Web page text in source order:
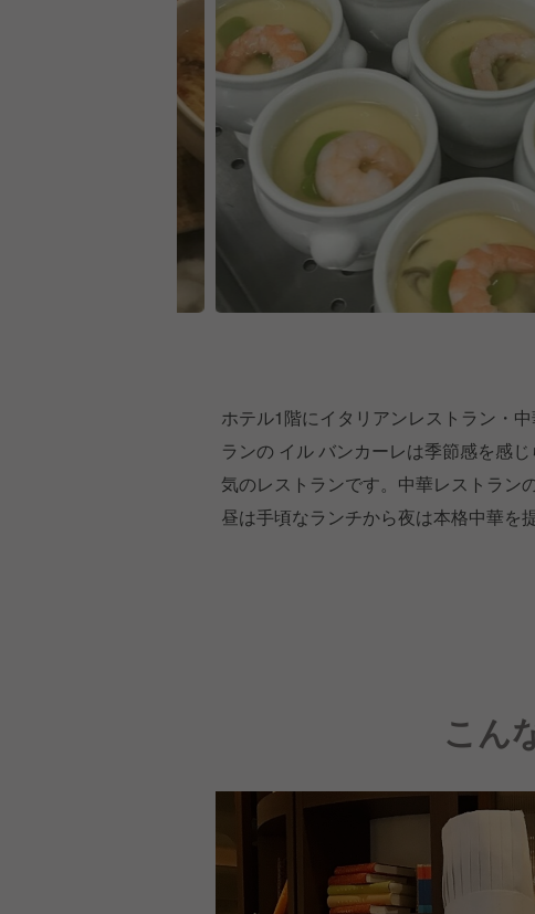
ホテル1階にイタリアンレストラン・
ランの イル バンカーレは季節感を感
気のレストランです。中華レストラン
昼は手頃なランチから夜は本格中華を
こん